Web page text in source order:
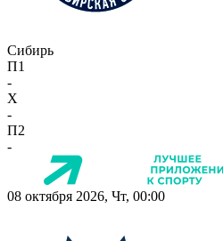
Сибирь
П1
-
X
-
П2
-
08 октября 2026, Чт, 00:00